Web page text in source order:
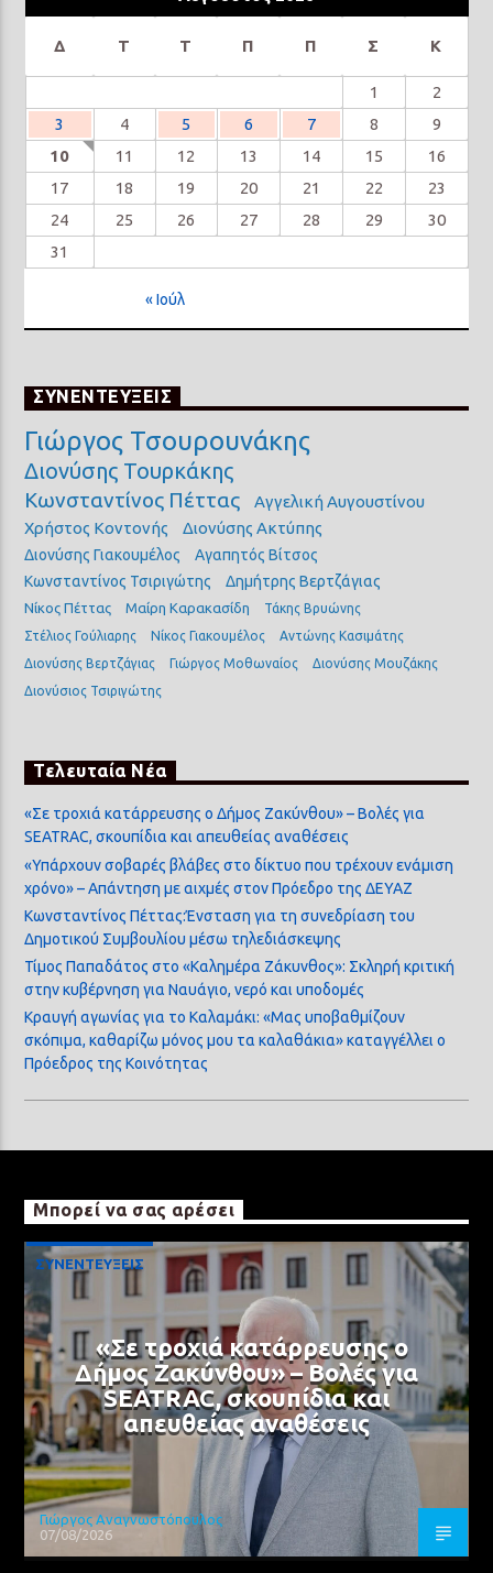
Δ Τ Τ Π Π Σ Κ
1
2
3
4 5 6 7 8
9
10
11 12 13 14 15
16
17
18 19 20 21 22
23
24
25 26 27 28 29
30
31
« Ιούλ
ΣΥΝΕΝΤΕΥΞΕΙΣ
Γιώργος Τσουρουνάκης
Διονύσης Τουρκάκης
Κωνσταντίνος Πέττας
Αγγελική Αυγουστίνου
Χρήστος Κοντονής
Διονύσης Ακτύπης
Διονύσης Γιακουμέλος
Αγαπητός Βίτσος
Κωνσταντίνος Τσιριγώτης
Δημήτρης Βερτζάγιας
Νίκος Πέττας Μαίρη Καρακασίδη
Τάκης Βρυώνης
Στέλιος Γούλιαρης
Νίκος Γιακουμέλος
Αντώνης Κασιμάτης
Διονύσης Βερτζάγιας
Γιώργος Μοθωναίος
Διονύσης Μουζάκης
Διονύσιος Τσιριγώτης
Τελευταία Νέα
«Σε τροχιά κατάρρευσης ο Δήμος Ζακύνθου» – Βολές για
SEATRAC, σκουπίδια και απευθείας αναθέσεις
«Υπάρχουν σοβαρές βλάβες στο δίκτυο που τρέχουν ενάμιση
χρόνο» – Απάντηση με αιχμές στον Πρόεδρο της ΔΕΥΑΖ
Κωνσταντίνος Πέττας:Ένσταση για τη συνεδρίαση του
Δημοτικού Συμβουλίου μέσω τηλεδιάσκεψης
Τίμος Παπαδάτος στο «Καλημέρα Ζάκυνθος»: Σκληρή κριτική
στην κυβέρνηση για Ναυάγιο, νερό και υποδομές
Κραυγή αγωνίας για το Καλαμάκι: «Μας υποβαθμίζουν
σκόπιμα, καθαρίζω μόνος μου τα καλαθάκια» καταγγέλλει ο
Πρόεδρος της Κοινότητας
Μπορεί να σας αρέσει
ΣΥΝΕΝΤΕΥΞΕΙΣ
«Σε τροχιά κατάρρευσης ο
Δήμος Ζακύνθου» – Βολές για
SEATRAC, σκουπίδια και
απευθείας αναθέσεις
Γιώργος Αναγνωστόπουλος
07/08/2026